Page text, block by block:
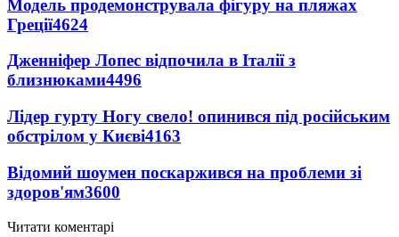
Модель продемонструвала фігуру на пляжах
Греції4624
Дженніфер Лопес відпочила в Італії з
близнюками4496
Лідер гурту Ногу свело! опинився під російським
обстрілом у Києві4163
Відомий шоумен поскаржився на проблеми зі
здоров'ям3600
Читати коментарі